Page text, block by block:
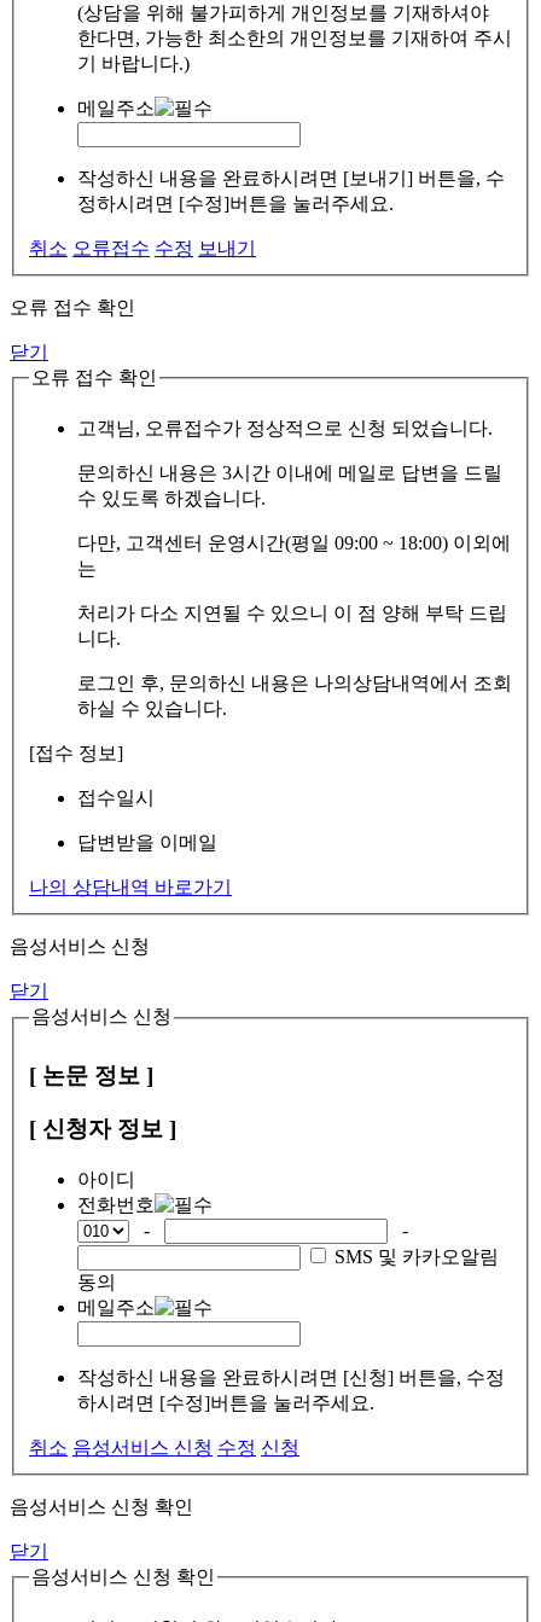
(상담을 위해 불가피하게 개인정보를 기재하셔야
한다면, 가능한 최소한의 개인정보를 기재하여 주시
기 바랍니다.)
메일주소
작성하신 내용을 완료하시려면 [보내기] 버튼을, 수
정하시려면 [수정]버튼을 눌러주세요.
취소 오류접수 수정 보내기
오류 접수 확인
닫기
오류 접수 확인
고객님, 오류접수가 정상적으로 신청 되었습니다.
문의하신 내용은 3시간 이내에 메일로 답변을 드릴
수 있도록 하겠습니다.
다만, 고객센터 운영시간(평일 09:00 ~ 18:00) 이외에
는
처리가 다소 지연될 수 있으니 이 점 양해 부탁 드립
니다.
로그인 후, 문의하신 내용은 나의상담내역에서 조회
하실 수 있습니다.
[접수 정보]
접수일시
답변받을 이메일
나의 상담내역 바로가기
음성서비스 신청
닫기
음성서비스 신청
[ 논문 정보 ]
[ 신청자 정보 ]
아이디
전화번호
-
-
SMS 및 카카오알림
동의
메일주소
작성하신 내용을 완료하시려면 [신청] 버튼을, 수정
하시려면 [수정]버튼을 눌러주세요.
취소 음성서비스 신청 수정 신청
음성서비스 신청 확인
닫기
음성서비스 신청 확인